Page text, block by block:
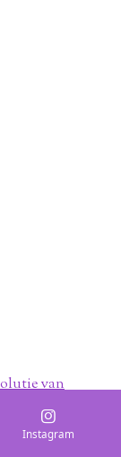
van
Instagram